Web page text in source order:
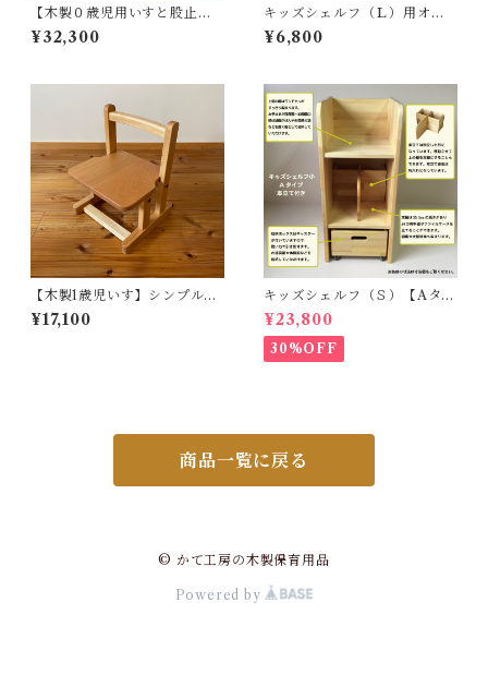
【木製０歳児用いすと股止め
板＋カットテーブルセット】
シンプルな設計で丈夫で安全
¥32,300
キッズシェルフ（Ｌ）用オプ
ション【ブックスタンド】
¥6,800
【木製1歳児いす】シンプルな
設計で丈夫で安全なキッズチ
ェア。植物性自然塗料で塗
¥17,100
キッズシェルフ（Ｓ）【Aタイ
プ・本立て付】
¥23,800
30%OFF
商品一覧に戻る
© かて工房の木製保育用品
Powered by